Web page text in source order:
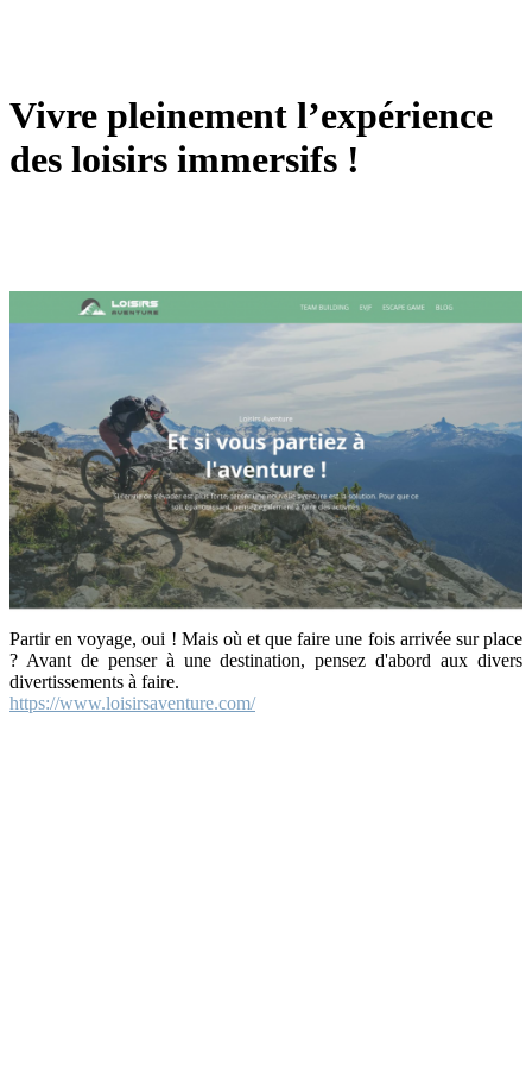
Vivre pleinement l’expérience
des loisirs immersifs !
Partir en voyage, oui ! Mais où et que faire une fois arrivée sur place
? Avant de penser à une destination, pensez d'abord aux divers
divertissements à faire.
https://www.loisirsaventure.com/